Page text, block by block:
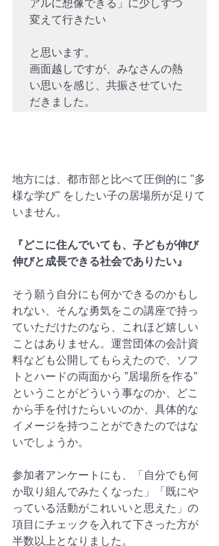
アルに想像できる」に少しずつ
変えて行きたい
と思います。
画面越しですが、みなさんの熱
い思いを感じ、共振させていた
地方には、都市部と比べて圧倒的に "多
様な学び" をしたい子の居場所が足りて
いません。
『どこに住んでいても、子どもが伸び
伸びと成長できる社会でありたい』
そう願う自分にも何かできるのかもし
れない、そんな勇気をこの講座で持っ
ていただけたのなら、これほど嬉しい
ことはありません。運営団体の会計資
料なども公開してもらえたので、ソフ
トとハードの両面から ”居場所を作る”
ということがどういう事なのか、どこ
から手を付けたらいいのか、具体的な
イメージを持つことができたのではな
いでしょうか。
参加者アンケートにも、「自分でも何
か取り組んでみたくなった」「既にや
っている活動がこれいいと思えた」の
項目にチェックを入れて下さった方が
半数以上となりました。